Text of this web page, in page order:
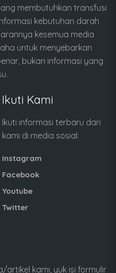
membutuhkan transfusi
kebutuhan darah
kesemua media
untuk menyebarkan
bukan informasi yang
Ikuti Kami
Ikuti informasi terbaru dari
kami di media sosial:
Instagram
Facebook
Youtube
Twitter
artikel kami, yuk isi formulir